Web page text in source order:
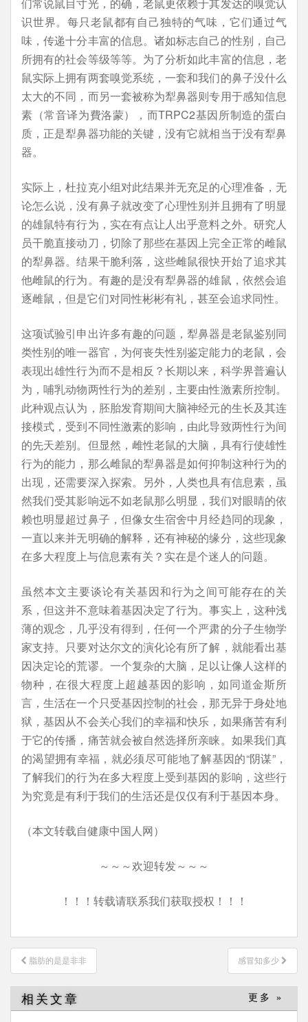
识世界。每只老鼠都有自己独特的气味，它们通过气
味，传递十分丰富的信息。诸如标志自己的性别，自己
所拥有的社会等级等等。为了分析如此丰富的信息，老
鼠实际上拥有两套嗅觉系统，一套和我们的鼻子没什么
太大的不同，而另一套被称为犁鼻器则专用于感知信息
素（常音译为費洛蒙），而TRPC2基因所制造的蛋白
质，正是犁鼻器功能的关键，没有它就相当于没有犁鼻
器。
实际上，杜拉克小组对此结果并无充足的心理准备，无
论怎么说，没有鼻子就改变了心理性别并且拥有了明显
的雄鼠特有行为，实在有点让人出乎意料之外。研究人
员干脆直接动刀，切除了那些在基因上完全正常的雌鼠
的犁鼻器。结果干脆利落，这些雌鼠很快开始了追求其
他雌鼠的行为。有趣的是没有犁鼻器的雄鼠，依然会追
逐雌鼠，但是它们对同性彬彬有礼，甚至会追求同性。
这项试验引申出许多有趣的问题，犁鼻器是老鼠鉴别同
类性别的唯一器官，为何丧失性别鉴定能力的老鼠，会
表现出雄性行为而不是相反？长期以来，科学界普遍认
为，哺乳动物两性行为的差别，主要由性激素所控制。
此种观点认为，胚胎发育期间大脑神经元的生长及其连
接模式，受到不同性激素的影响，由此导致两性行为间
的先天差别。但显然，雌性老鼠的大脑，具有行使雄性
行为的能力，那么雌鼠的犁鼻器是如何抑制这种行为的
出现，还需要深入探索。另外，人类也具有信息素，虽
然我们受其影响远不如老鼠那么明显，我们对眼睛的依
赖也明显超过鼻子，但像女生宿舍中月经趋同的现象，
一直以来并无明确的解释，还有神秘的缘分，这些现象
在多大程度上与信息素有关？实在是个迷人的问题。
虽然本文主要谈论有关基因和行为之间可能存在的关
系，但这并不意味着基因决定了行为。事实上，这种浅
薄的观念，几乎没有得到，任何一个严肃的分子生物学
家支持。只要对达尔文的演化论有所了解，就能看出基
因决定论的荒谬。一个复杂的大脑，足以让像人这样的
物种，在很大程度上超越基因的影响，如同道金斯所
言，生活在一个只受基因控制的社会，那无异于身处地
狱，基因从不会关心我们的幸福和快乐，如果痛苦有利
于它的传播，痛苦就会被自然选择所亲睐。如果我们真
的渴望拥有幸福，就必须尽可能地了解基因的“阴谋”，
了解我们的行为在多大程度上受到基因的影响，这些行
为究竟是有利于我们的生活还是仅仅有利于基因本身。
（本文转载自健康中国人网）
～～～欢迎转发～～～
！！！转载请联系我们获取授权！！！
文
章
导
航
脂肪的是是非非 感冒知多少
相关文章 更多 »